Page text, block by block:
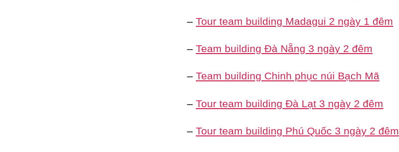
– Tour team building Madagui 2 ngày 1 đêm
– Team building Đà Nẵng 3 ngày 2 đêm
– Team building Chinh phục núi Bạch Mã
– Tour team building Đà Lạt 3 ngày 2 đêm
– Tour team building Phú Quốc 3 ngày 2 đêm